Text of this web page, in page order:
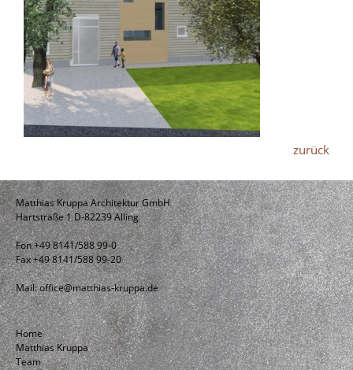
zurück
Matthias Kruppa Architektur GmbH
Hartstraße 1 D-82239 Alling
Fon +49 8141/588 99-0
Fax +49 8141/588 99-20
Mail:office@matthias-kruppa.de
Home
Matthias Kruppa
Team